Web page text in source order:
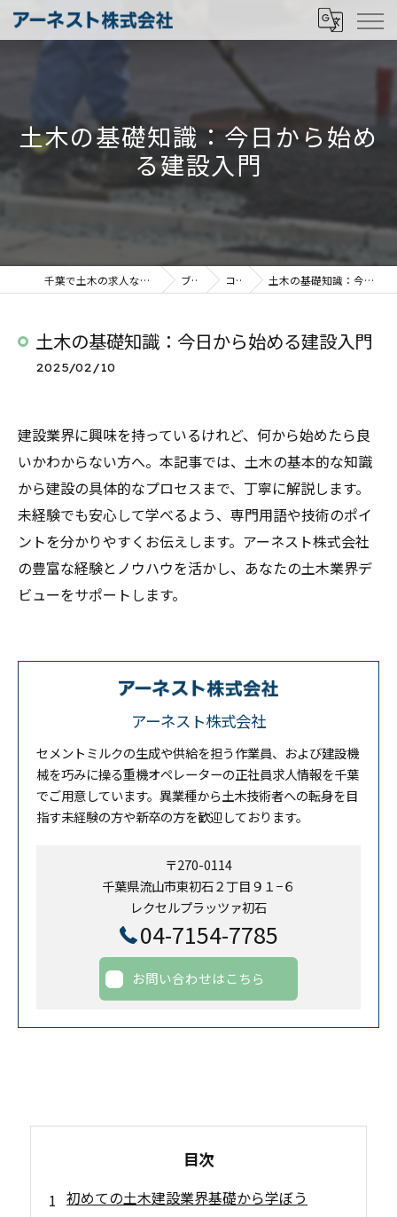
土木の基礎知識：今日から始め
る建設入門
千葉で土木の求人ならアーネスト株式会社 ブログ コラム 土木の基礎知識：今日から始める建設入門
土木の基礎知識：今日から始める建設入門
2025/02/10
建設業界に興味を持っているけれど、何から始めたら良
いかわからない方へ。本記事では、土木の基本的な知識
から建設の具体的なプロセスまで、丁寧に解説します。
未経験でも安心して学べるよう、専門用語や技術のポイ
ントを分かりやすくお伝えします。アーネスト株式会社
の豊富な経験とノウハウを活かし、あなたの土木業界デ
ビューをサポートします。
アーネスト株式会社
セメントミルクの生成や供給を担う作業員、および建設機
械を巧みに操る重機オペレーターの正社員求人情報を千葉
でご用意しています。異業種から土木技術者への転身を目
指す未経験の方や新卒の方を歓迎しております。
〒270-0114
千葉県流山市東初石２丁目９１−６
レクセルプラッツァ初石
04-7154-7785
お問い合わせはこちら
目次
初めての土木建設業界基礎から学ぼう